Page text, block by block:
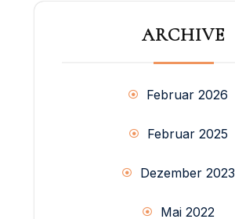
ARCHIVE
Februar 2026
Februar 2025
Dezember 2023
Mai 2022